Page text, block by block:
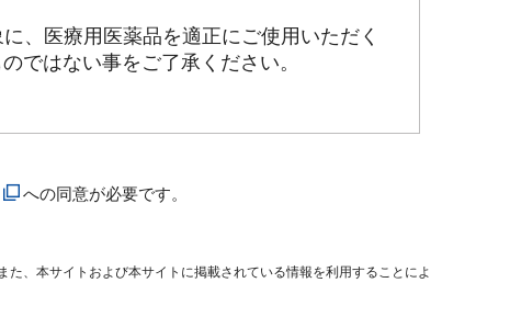
に、医療用医薬品を適正にご使用いただく
ではない事をご了承ください。
への同意が必要です。
、本サイトおよび本サイトに掲載されている情報を利用することによ